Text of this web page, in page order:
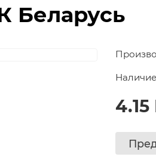
Беларусь
4.15